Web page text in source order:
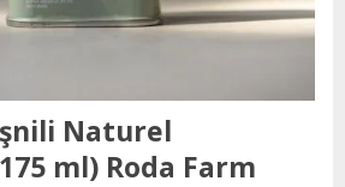
Naturel
ml) Roda Farm